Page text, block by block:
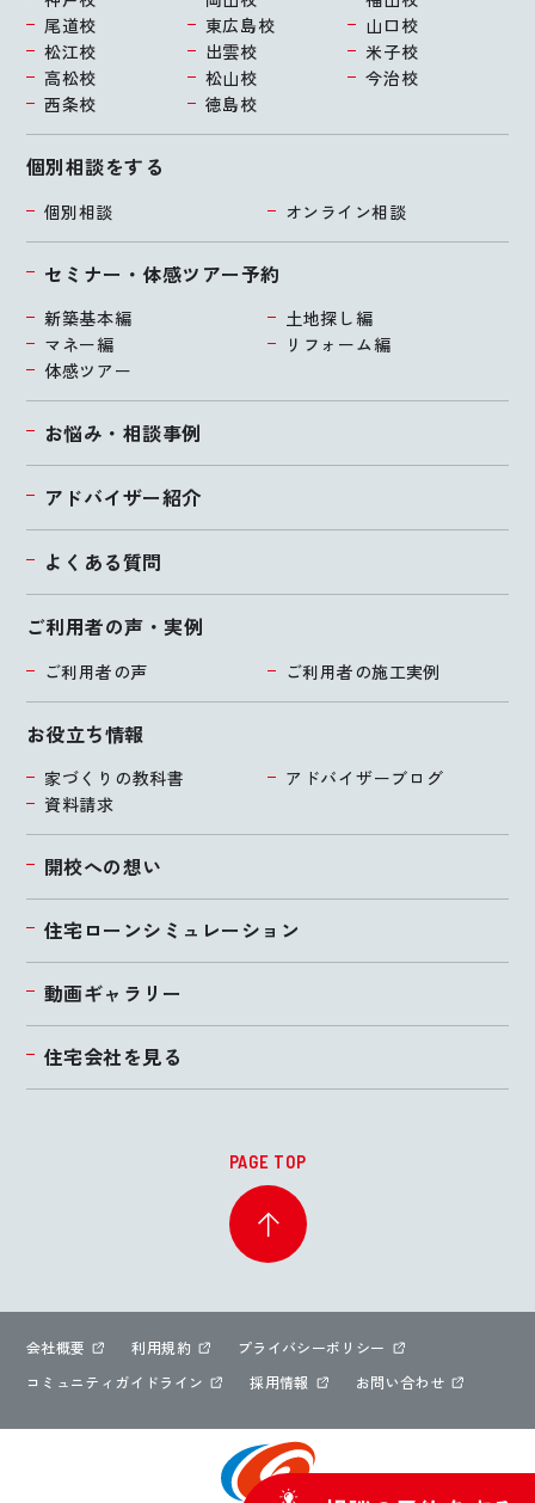
お悩み・相談事例
アドバイザー紹介
よくある質問
ご利用者の声・実例
ご利用者の声 ご利用者の施工実例
個別相談をする
個別相談 オンライン相談
セミナー・体感ツアー予約
新築基本編
土地探し編
マネー編
リフォーム編
体感ツアー
尾道校
東広島校
山口校
松江校
出雲校
米子校
高松校
松山校
今治校
西条校
徳島校
お役立ち情報
家づくりの教科書
アドバイザーブログ
資料請求
開校への想い
住宅ローンシミュレーション
動画ギャラリー
住宅会社を見る
PAGE TOP
会社概要 利用規約
プライバシーポリシー
コミュニティガイドライン
採用情報 お問い合わせ